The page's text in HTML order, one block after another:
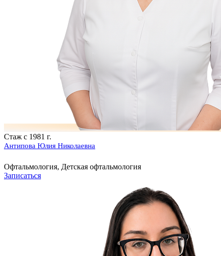
Стаж с 1981 г.
Антипова Юлия Николаевна
Офтальмология, Детская офтальмология
Записаться